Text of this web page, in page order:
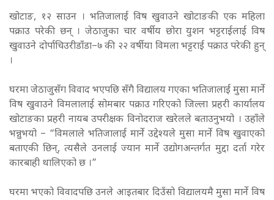
खोटाङ, १२ साउन । भतिजालाई विष खुवाउने खोटाङकी एक महिला
पक्राउ परेकी छन् । जेठाजुका चार वर्षीय छोरा युशन भट्टराईलाई विष
खुवाउने दोर्पाचिउरीडाँडा–७ की २२ वर्षीया विमला भट्टराई पक्राउ परेकी हुन्
।
घरमा जेठाजुसँग विवाद भएपछि सँगै विद्यालय गएका भतिजालाई मुसा मार्ने
विष खुवाउने विमलालाई सोमबार पक्राउ गरिएको जिल्ला प्रहरी कार्यालय
खोटाङका प्रहरी नायब उपरीक्षक विनोदराज खरेलले बताउनुभयो । उहाँले
भन्नुभयो – “विमलाले भतिजालाई मार्ने उद्देश्यले मुसा मार्ने विष खुवाएको
बताएकी छिन्, त्यसैले उनलाई ज्यान मार्ने उद्योगअन्तर्गत मुद्दा दर्ता गरेर
कारबाही थालिएको छ ।”
घरमा भएको विवादपछि उनले आइतबार दिउँसो विद्यालयमै मुसा मार्ने विष